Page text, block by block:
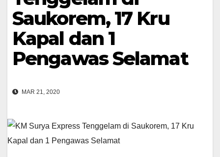
Saukorem, 17 Kru
Kapal dan 1
Pengawas Selamat
MAR 21, 2020